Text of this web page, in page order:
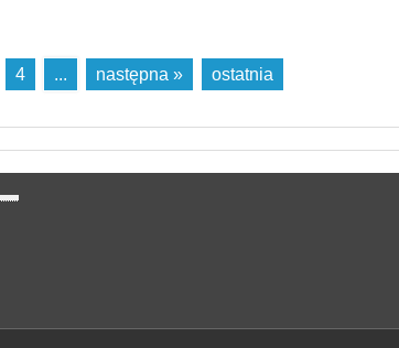
4 ... następna » ostatnia